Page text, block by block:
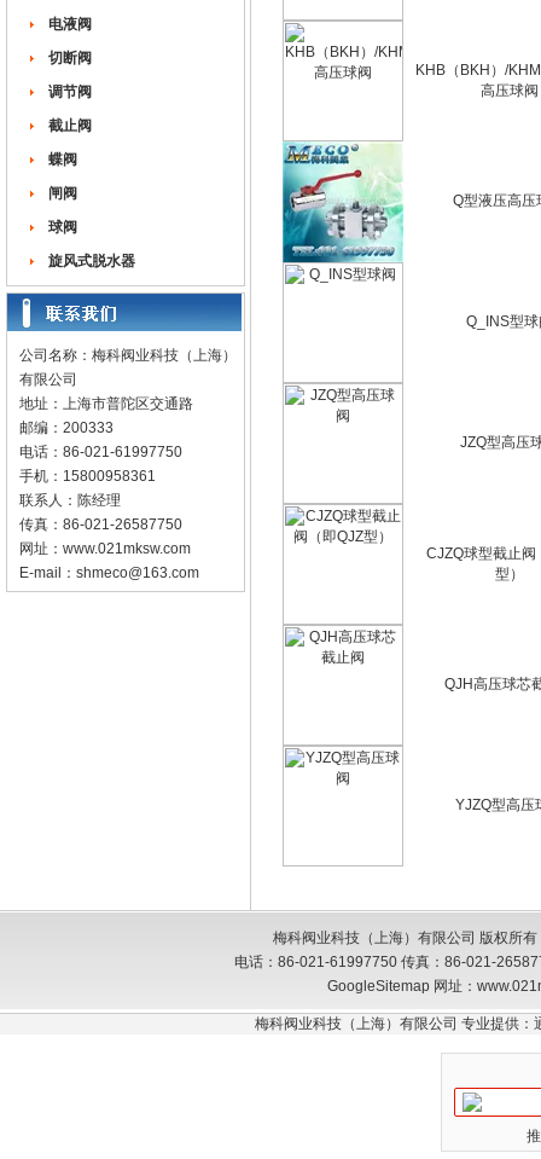
电液阀
切断阀
调节阀
截止阀
蝶阀
闸阀
球阀
旋风式脱水器
公司名称：梅科阀业科技（上海）
有限公司
地址：上海市普陀区交通路
邮编：200333
电话：86-021-61997750
手机：15800958361
联系人：陈经理
传真：86-021-26587750
网址： www.021mksw.com
E-mail： shmeco@163.com
KHB（BKH）/
高压球阀
Q型液压高压
Q_INS型球
JZQ型高压
CJZQ球型截止阀
型）
QJH高压球芯
YJZQ型高压
梅科阀业科技（上海）有限公司 版权所
电话：86-021-61997750 传真：86-021-
GoogleSitemap网址：
梅科阀业科技（上海）有限公司 专业提供